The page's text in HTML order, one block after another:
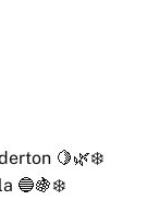
🍋🌿❄️
🔵🍇❄️